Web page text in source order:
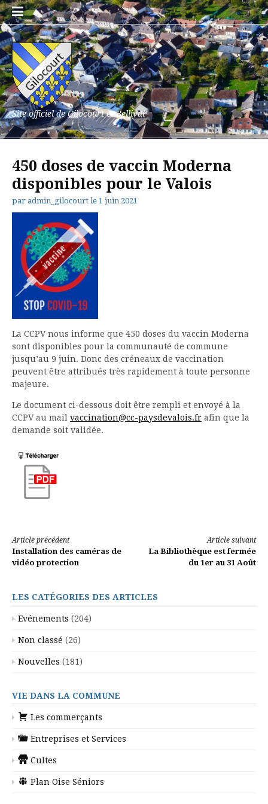
Aller
au
contenu
Site officiel de Gilocourt et Bellival
450 doses de vaccin Moderna
disponibles pour le Valois
par admin_gilocourt le 1 juin 2021
La CCPV nous informe que 450 doses du vaccin Moderna
sont disponibles pour la communauté de commune
jusqu’au 9 juin. Donc des créneaux de vaccination
peuvent être attribués très rapidement à toute personne
majeure.
Le document ci-dessous doit être rempli et envoyé à la
CCPV au mail vaccination@cc-paysdevalois.fr afin que la
demande soit validée.
Lire
la
suite
Article précédent
Installation des caméras de
vidéo protection
Article suivant
La Bibliothèque est fermée
du 1er au 31 Août
LES CATÉGORIES DES ARTICLES
Evénements (204)
Non classé (26)
Nouvelles (181)
VIE DANS LA COMMUNE
Les commerçants
Entreprises et Services
Cultes
Plan Oise Séniors